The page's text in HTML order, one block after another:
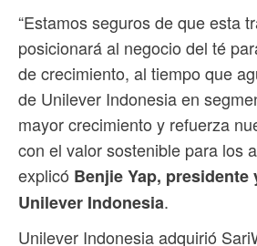
“Estamos seguros de que esta
posicionará al negocio del té
de crecimiento, al tiempo que
de Unilever Indonesia en
mayor crecimiento y refuerza
con el valor sostenible para los
explicó Benjie Yap,
Unilever Indonesia.
Unilever Indonesia adquirió